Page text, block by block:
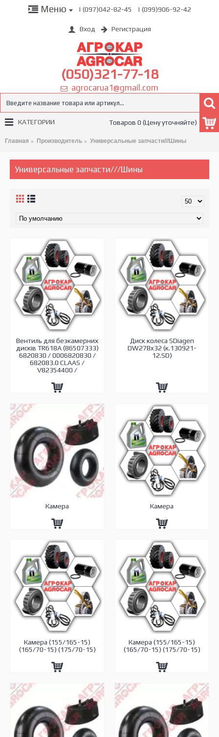
Меню | (097)042-82-45 | (099)906-92-42
Вход Регистрация
(050)321-77-18
agrocarua1@gmail.com
Товаров 0 (Цену уточняйте)
КАТЕГОРИИ
Главная Производитель Универсальные запчасти///Шины
Универсальные запчасти///Шины
Вентиль для безкамерних
дисків TR618A (86507333)
6820830 / 0006820830 /
682083.0 CLAAS /
V82354400 /
Диск колеса SDiagen
DW27Bx32 (к.130921-
12.SD)
Камера Камера
Камера (155/165-15)
(165/70-15) (175/70-15)
Камера (155/165-15)
(165/70-15) (175/70-15)